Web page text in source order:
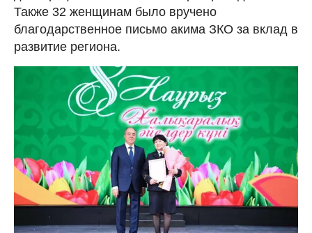
Также 32 женщинам было вручено
благодарственное письмо акима ЗКО за вклад в
развитие региона.